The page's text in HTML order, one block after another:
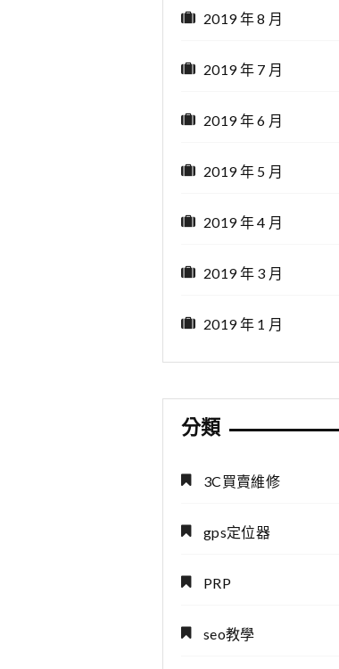
2019 年 8 月
2019 年 7 月
2019 年 6 月
2019 年 5 月
2019 年 4 月
2019 年 3 月
2019 年 1 月
分類
3C買賣維修
gps定位器
PRP
seo教學